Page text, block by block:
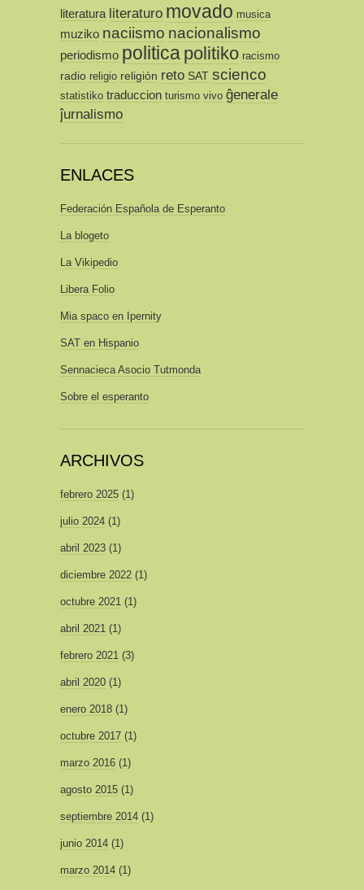
literatura literaturo movado musica
muziko naciismo nacionalismo
periodismo politica politiko racismo
radio religio religión reto SAT scienco
statistiko traduccion turismo vivo ĝenerale
ĵurnalismo
ENLACES
Federación Española de Esperanto
La blogeto
La Vikipedio
Libera Folio
Mia spaco en Ipernity
SAT en Hispanio
Sennacieca Asocio Tutmonda
Sobre el esperanto
ARCHIVOS
febrero 2025 (1)
julio 2024 (1)
abril 2023 (1)
diciembre 2022 (1)
octubre 2021 (1)
abril 2021 (1)
febrero 2021 (3)
abril 2020 (1)
enero 2018 (1)
octubre 2017 (1)
marzo 2016 (1)
agosto 2015 (1)
septiembre 2014 (1)
junio 2014 (1)
marzo 2014 (1)